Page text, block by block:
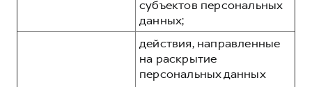
субъектов персональных
данных;
действия, направленные
на раскрытие
персональных данных